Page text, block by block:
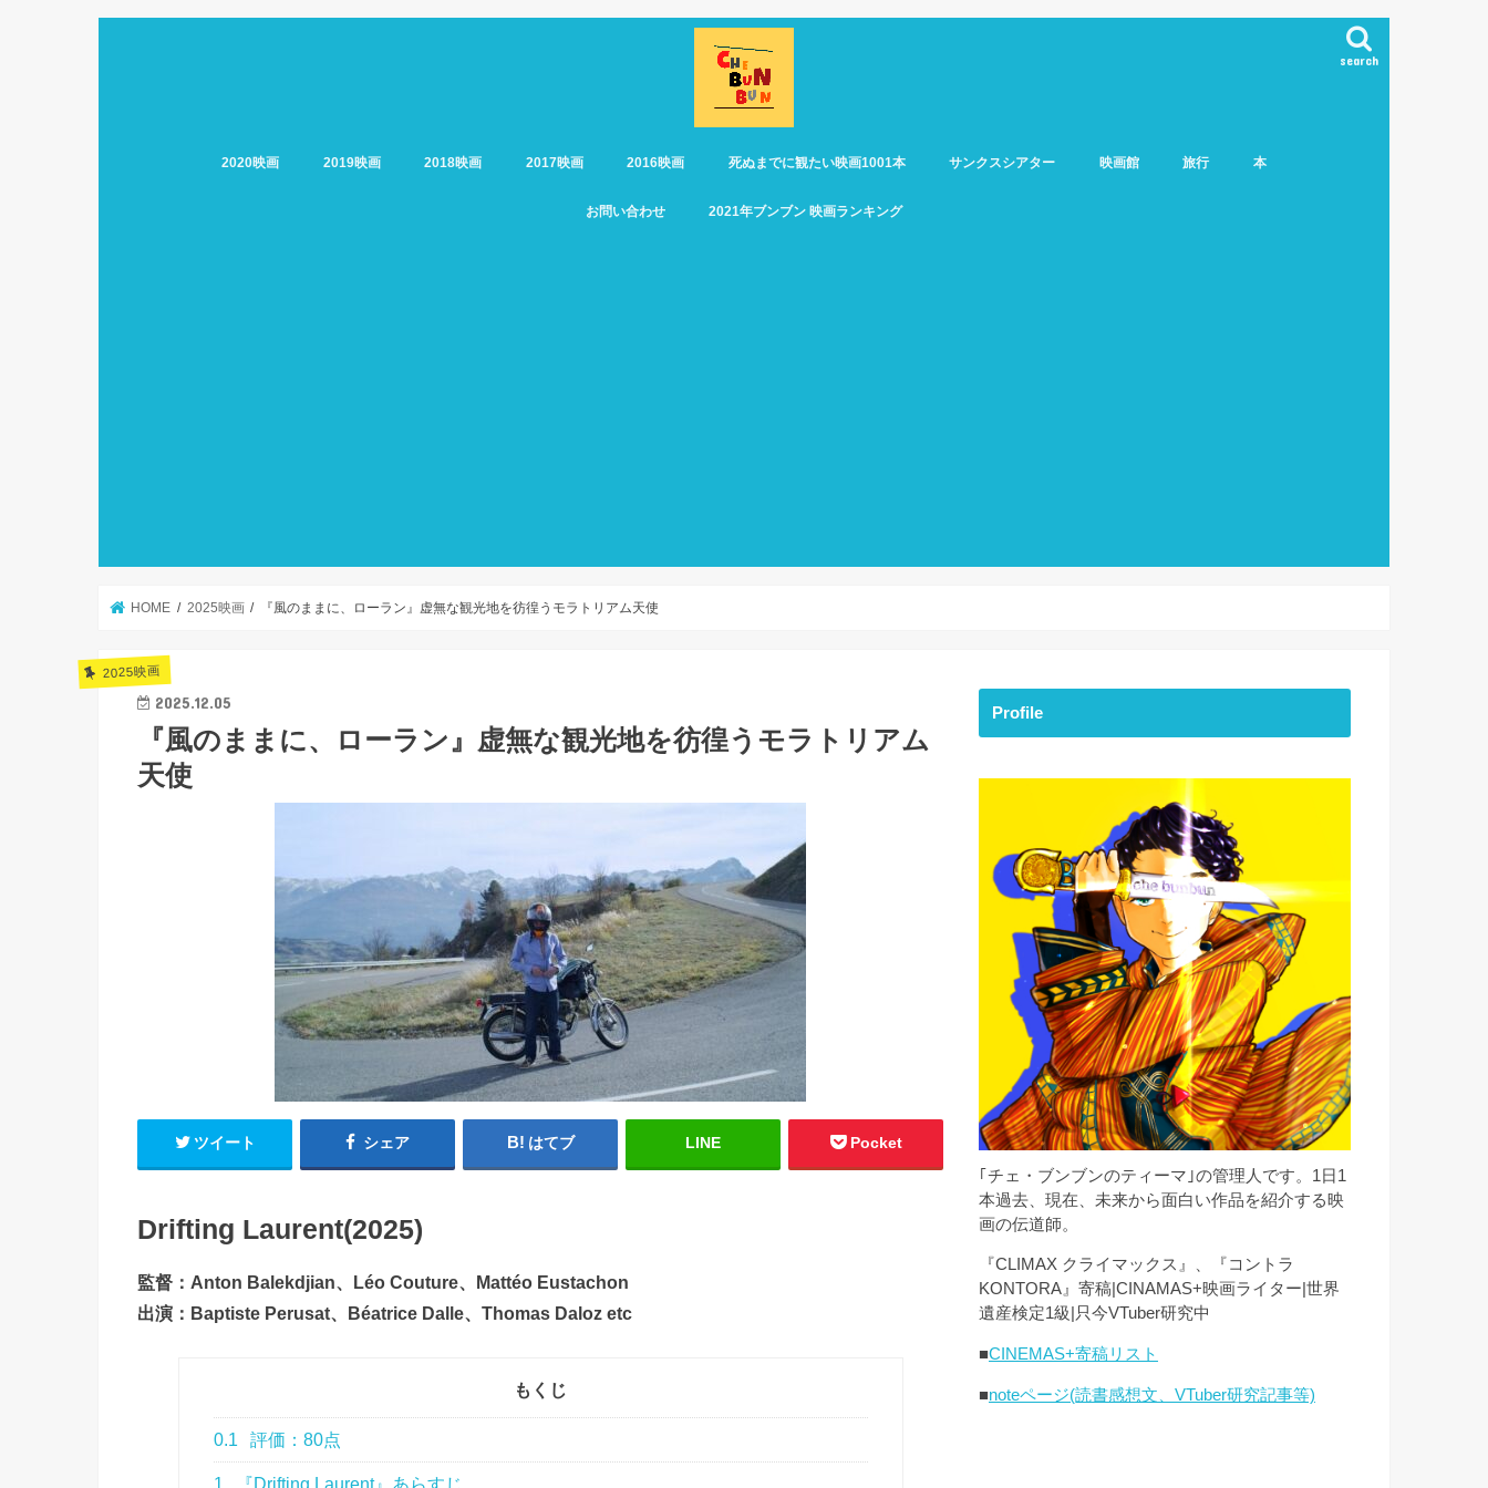
search
2020映画 2019映画 2018映画 2017映画 2016映画 死ぬまでに観たい映画1001本 サンクスシアター 映画館 旅行 本
お問い合わせ 2021年ブンブン 映画ランキング
HOME 2025映画 『風のままに、ローラン』虚無な観光地を彷徨うモラトリアム天使
2025映画
2025.12.05
『風のままに、ローラン』虚無な観光地を彷徨うモラトリアム
天使
ツイート シェア はてブ LINE Pocket
Drifting Laurent(2025)
監督：Anton Balekdjian、Léo Couture、Mattéo Eustachon
出演：Baptiste Perusat、Béatrice Dalle、Thomas Daloz etc
もくじ
0.1 評価：80点
1 『Drifting Laurent』あらすじ
Profile
｢チェ・ブンブンのティーマ｣の管理人です。1日1
本過去、現在、未来から面白い作品を紹介する映
画の伝道師。
『CLIMAX クライマックス』、『コントラ
KONTORA』寄稿|CINAMAS+映画ライター|世界
遺産検定1級|只今VTuber研究中
■CINEMAS+寄稿リスト
■noteページ(読書感想文、VTuber研究記事等)